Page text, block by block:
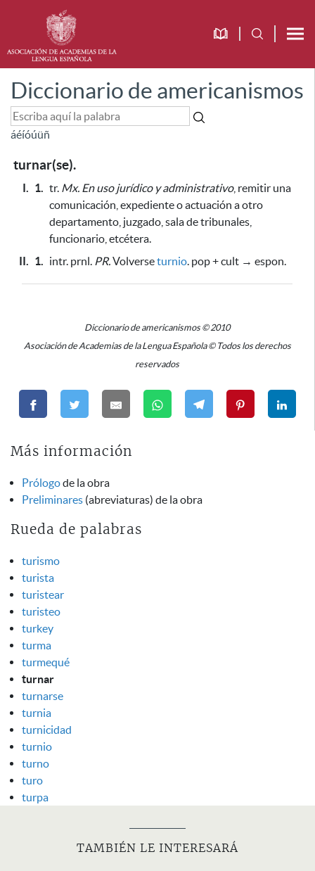
Diccionario de americanismos
áéíóúüñ
turnar(se).
I. 1. tr. Mx. En uso jurídico y administrativo, remitir una
comunicación, expediente o actuación a otro
departamento, juzgado, sala de tribunales,
funcionario, etcétera.
II. 1. intr. prnl. PR.Volverseturnio. pop + cult → espon.
Diccionario de americanismos © 2010
Asociación de Academias de la Lengua Española © Todos los derechos
reservados
Más información
Prólogode la obra
Preliminares (abreviaturas) de la obra
Rueda de palabras
turismo
turista
turistear
turisteo
turkey
turma
turmequé
turnar
turnarse
turnia
turnicidad
turnio
turno
turo
turpa
TAMBIÉN LE INTERESARÁ